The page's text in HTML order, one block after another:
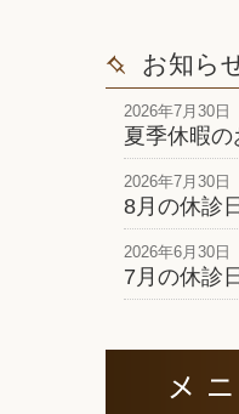
お知ら
2026年7月30日
夏季休暇
2026年7月30日
8月の休診
2026年6月30日
7月の休診